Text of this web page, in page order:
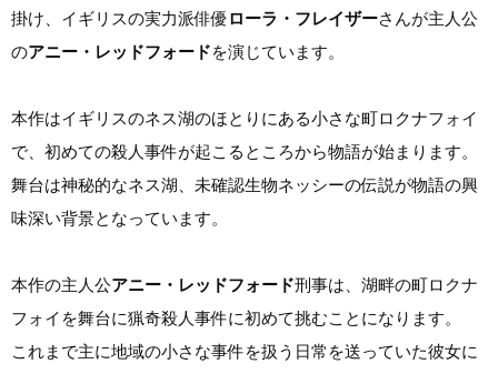
掛け、イギリスの実力派俳優ローラ・フレイザーさんが主人公
のアニー・レッドフォードを演じています。
本作はイギリスのネス湖のほとりにある小さな町ロクナフォイ
で、初めての殺人事件が起こるところから物語が始まります。
舞台は神秘的なネス湖、未確認生物ネッシーの伝説が物語の興
味深い背景となっています。
本作の主人公アニー・レッドフォード刑事は、湖畔の町ロクナ
フォイを舞台に猟奇殺人事件に初めて挑むことになります。
これまで主に地域の小さな事件を扱う日常を送っていた彼女に